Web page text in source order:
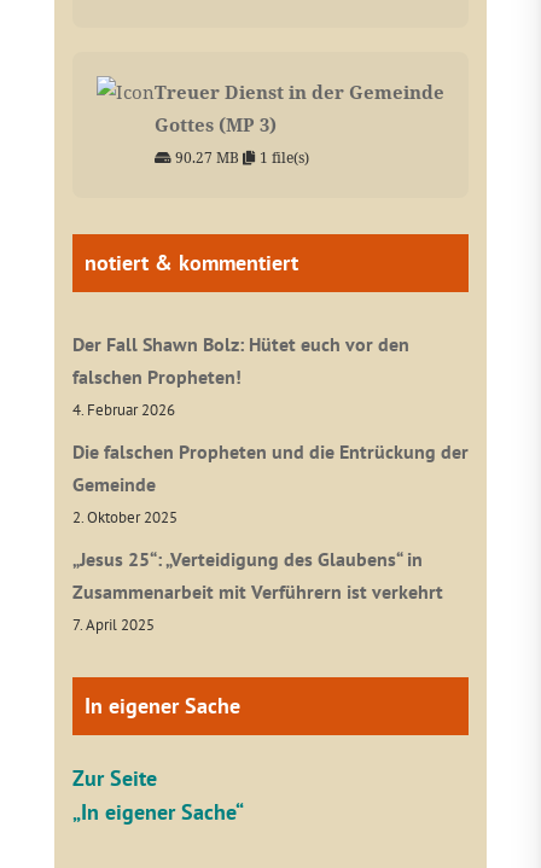
Treuer Dienst in der Gemeinde
Gottes (MP 3)
90.27 MB 1 file(s)
notiert & kommentiert
Der Fall Shawn Bolz: Hütet euch vor den
falschen Propheten!
4. Februar 2026
Die falschen Propheten und die Entrückung der
Gemeinde
2. Oktober 2025
„Jesus 25“: „Verteidigung des Glaubens“ in
Zusammenarbeit mit Verführern ist verkehrt
7. April 2025
In eigener Sache
Zur Seite
„In eigener Sache“